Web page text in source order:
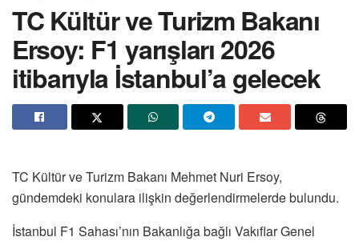
TC Kültür ve Turizm Bakanı
Ersoy: F1 yarışları 2026
itibarıyla İstanbul’a gelecek
TC Kültür ve Turizm Bakanı Mehmet Nuri Ersoy,
gündemdeki konulara ilişkin değerlendirmelerde bulundu.
İstanbul F1 Sahası’nın Bakanlığa bağlı Vakıflar Genel